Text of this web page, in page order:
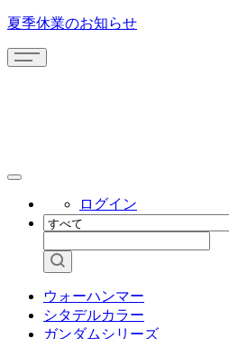
夏季休業のお知らせ
ログイン
ウォーハンマー
シタデルカラー
ガンダムシリーズ